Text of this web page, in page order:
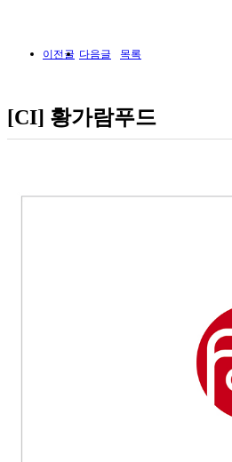
이전글 다음글 목록
[CI] 황가람푸드